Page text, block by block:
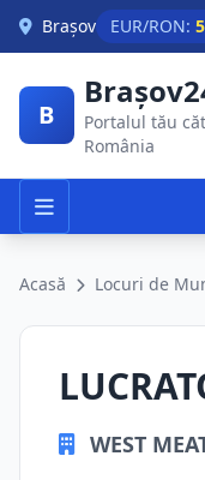
Skip to main content
Brașov EUR/RON:
B
Portalul tău
România
Acasă Locuri de
WEST